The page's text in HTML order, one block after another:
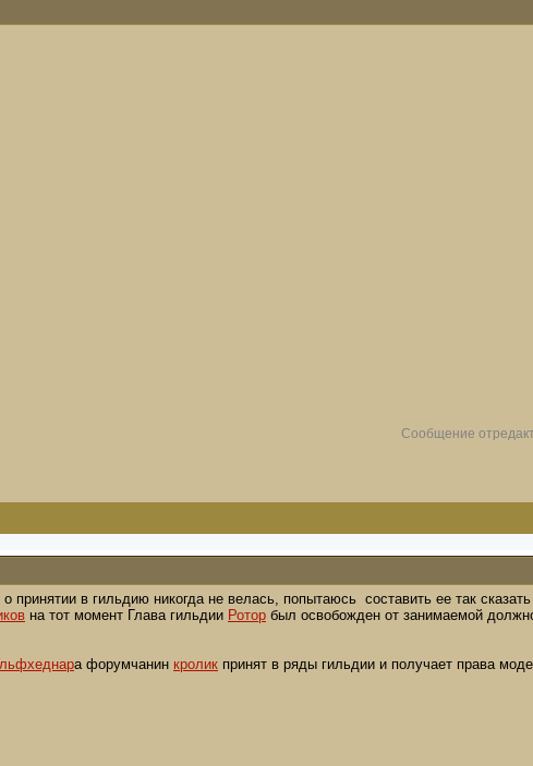
Сообщение
принятии в гильдию никогда не велась, попытаюсь составить ее так
на тот момент Глава гильдии Ротор был освобожден от занимаемой
а форумчанин кролик принят в ряды гильдии и получает права